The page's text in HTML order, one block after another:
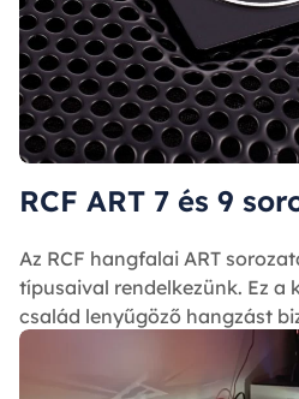
RCF ART 7 és 9
Az RCF hangfalai ART
típusaival rendelkezünk. Ez a
család lenyűgöző hangzást